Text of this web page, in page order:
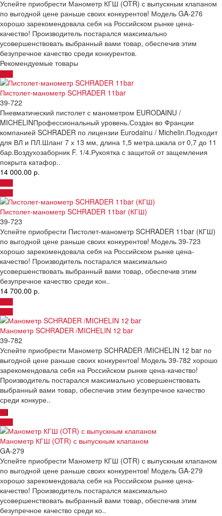
Успейте приобрести Манометр КГШ (OTR) с выпускным клапаном
по выгодной цене раньше своих конкурентов! Модель GA-276
хорошо зарекомендовала себя на Российском рынке цена-
качество! Производитель постарался максимально
усовершенствовать выбранный вами товар, обеспечив этим
безупречное качество среди конкурентов.
Рекомендуемые товары
Пистолет-манометр SCHRADER 11bar
39-722
Пневматический пистолет с манометром EURODAINU /
MICHELINПрофессиональный уровень.Создан во Франции
компанией SCHRADER по лицензии Eurodainu / Michelin.Подходит
для ВЛ и ПЛ.Шланг 7 х 13 мм, длина 1,5 метра.шкала от 0,7 до 11
бар.Воздухозаборник F. 1/4.Рукоятка с защитой от защемления
покрыта катафор..
14 000.00 р.
Пистолет-манометр SCHRADER 11bar (КГШ)
39-723
Успейте приобрести Пистолет-манометр SCHRADER 11bar (КГШ)
по выгодной цене раньше своих конкурентов! Модель 39-723
хорошо зарекомендовала себя на Российском рынке цена-
качество! Производитель постарался максимально
усовершенствовать выбранный вами товар, обеспечив этим
безупречное качество среди кон..
14 700.00 р.
Манометр SCHRADER /MICHELIN 12 bar
39-782
Успейте приобрести Манометр SCHRADER /MICHELIN 12 bar по
выгодной цене раньше своих конкурентов! Модель 39-782 хорошо
зарекомендовала себя на Российском рынке цена-качество!
Производитель постарался максимально усовершенствовать
выбранный вами товар, обеспечив этим безупречное качество
среди конкуре..
Манометр КГШ (OTR) с выпускным клапаном
GA-279
Успейте приобрести Манометр КГШ (OTR) с выпускным клапаном
по выгодной цене раньше своих конкурентов! Модель GA-279
хорошо зарекомендовала себя на Российском рынке цена-
качество! Производитель постарался максимально
усовершенствовать выбранный вами товар, обеспечив этим
безупречное качество среди ко..